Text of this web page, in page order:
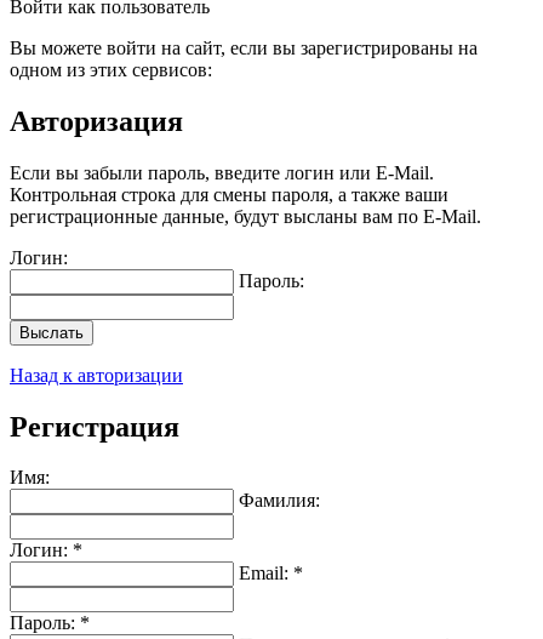
Войти как пользователь
Вы можете войти на сайт, если вы зарегистрированы на
одном из этих сервисов:
Авторизация
Если вы забыли пароль, введите логин или E-Mail.
Контрольная строка для смены пароля, а также ваши
регистрационные данные, будут высланы вам по E-Mail.
Логин:
Пароль:
Выслать
Назад к авторизации
Регистрация
Имя:
Фамилия:
Логин: *
Email: *
Пароль: *